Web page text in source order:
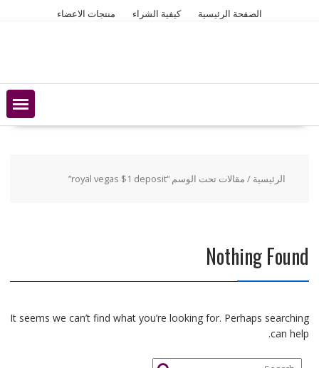
الصفحة الرئيسية كيفية الشراء منتجات الاعضاء
الرئيسية / مقالات تحت الوسم “royal vegas $1 deposit”
Nothing Found
It seems we can’t find what you’re looking for. Perhaps searching
can help.